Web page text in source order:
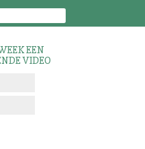
EEN
VIDEO